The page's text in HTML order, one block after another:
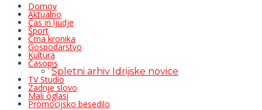
Domov
Aktualno
Čas in ljudje
Šport
Črna kronika
Gospodarstvo
Kultura
Časopis
Spletni arhiv Idrijske novice
TV Studio
Zadnje slovo
Mali oglasi
Promocijsko besedilo